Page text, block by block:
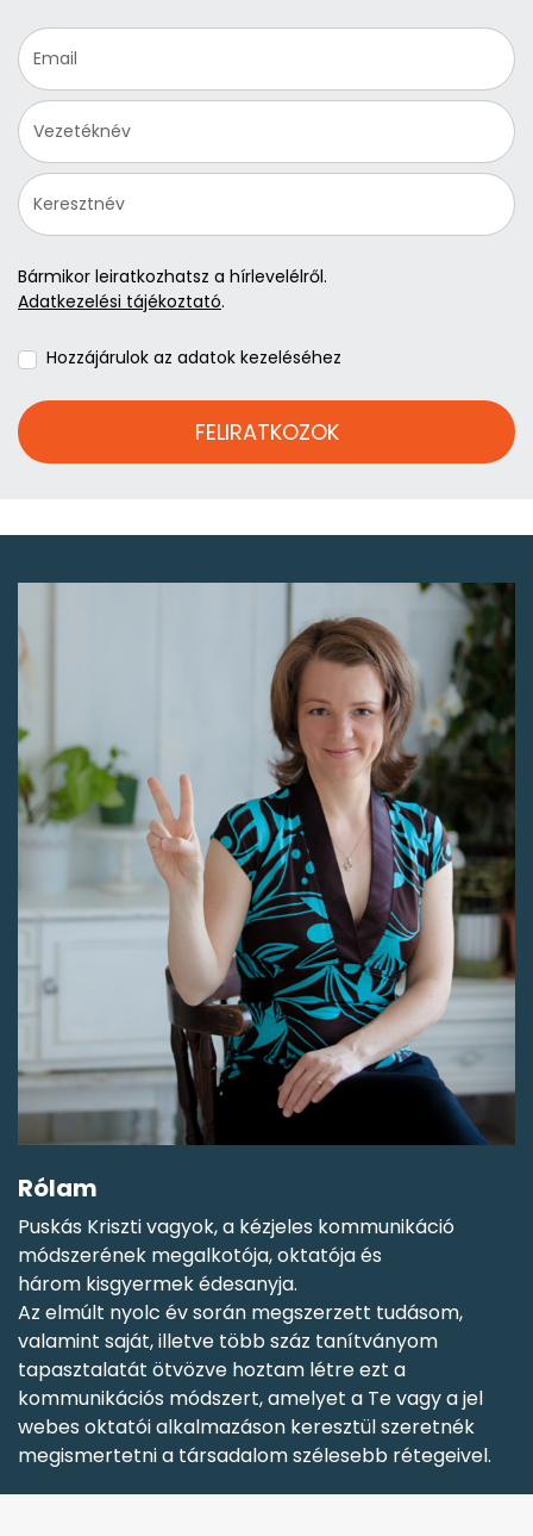
Bármikor leiratkozhatsz a hírlevelélről.
Adatkezelési tájékoztató.
Hozzájárulok az adatok kezeléséhez
FELIRATKOZOK
Rólam
Puskás Kriszti vagyok, a kézjeles kommunikáció
módszerének megalkotója, oktatója és
három kisgyermek édesanyja.
Az elmúlt nyolc év során megszerzett tudásom,
valamint saját, illetve több száz tanítványom
tapasztalatát ötvözve hoztam létre ezt a
kommunikációs módszert, amelyet a Te vagy a jel
webes oktatói alkalmazáson keresztül szeretnék
megismertetni a társadalom szélesebb rétegeivel.